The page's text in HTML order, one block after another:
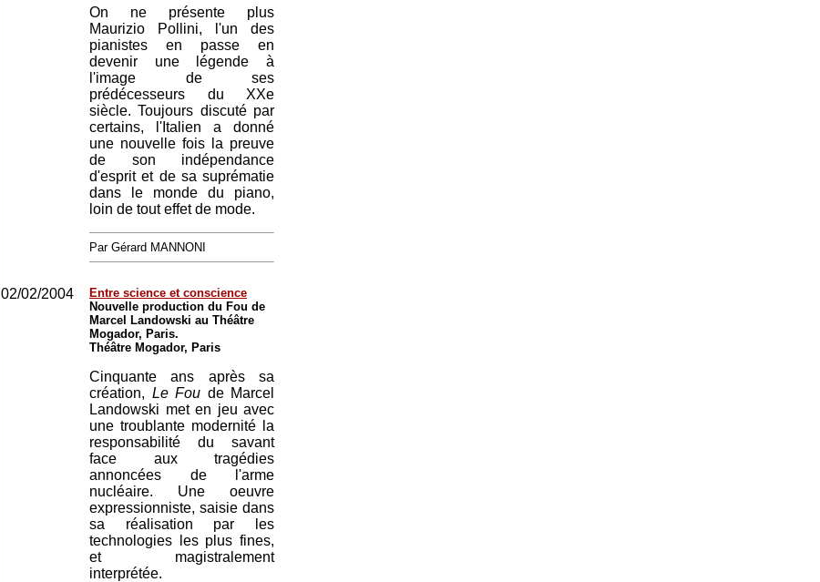
On ne présente plus
Maurizio Pollini, l'un des
pianistes en passe en
devenir une légende à
l'image de ses
prédécesseurs du XXe
siècle. Toujours discuté par
certains, l'Italien a donné
une nouvelle fois la preuve
de son indépendance
d'esprit et de sa suprématie
dans le monde du piano,
loin de tout effet de mode.
Par Gérard MANNONI
02/02/2004
Entre science et conscience
Nouvelle production du Fou de
Marcel Landowski au Théâtre
Mogador, Paris.
Théâtre Mogador, Paris
Cinquante ans après sa
création, Le Fou de Marcel
Landowski met en jeu avec
une troublante modernité la
responsabilité du savant
face aux tragédies
annoncées de l'arme
nucléaire. Une oeuvre
expressionniste, saisie dans
sa réalisation par les
technologies les plus fines,
et magistralement
interprétée.